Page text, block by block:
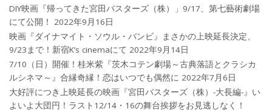
DIY映画『帰ってきた宮田バスターズ（株）」9/17、第七藝術劇場
にて公開！
2022年9月16日
映画『ダイナマイト・ソウル・バンビ』まさかの上映延長決定、
9/23まで！新宿K’s cinemaにて 2022年9月14日
7/10（日）開催！桂米紫『茨木コテン劇場～古典落語とクラシカ
ルシネマ～』合縁奇縁！恋はいつでも偶然に 2022年7月6日
大好評につき上映延長の映画『宮田バスターズ（株）-大長編-』い
よいよ大団円！ラスト12/14・16の舞台挨拶をお見逃しなく！